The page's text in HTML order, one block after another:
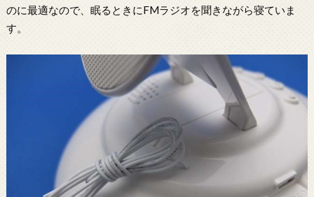
のに最適なので、眠るときにFMラジオを聞きながら寝ていま
す。